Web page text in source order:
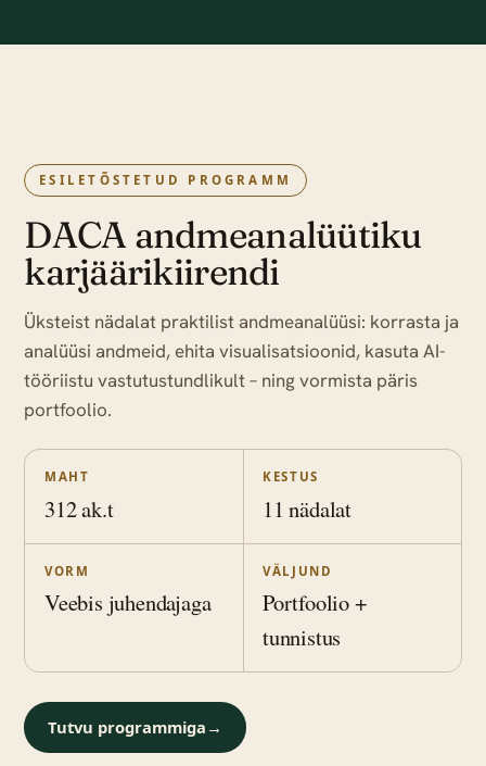
ESILETÕSTETUD PROGRAMM
DACA andmeanalüütiku
karjäärikiirendi
Üksteist nädalat praktilist andmeanalüüsi: korrasta ja
analüüsi andmeid, ehita visualisatsioonid, kasuta AI-
tööriistu vastutustundlikult – ning vormista päris
portfoolio.
MAHT
312 ak.t
KESTUS
11 nädalat
VORM
Veebis juhendajaga
VÄLJUND
Portfoolio +
tunnistus
Tutvu programmiga →